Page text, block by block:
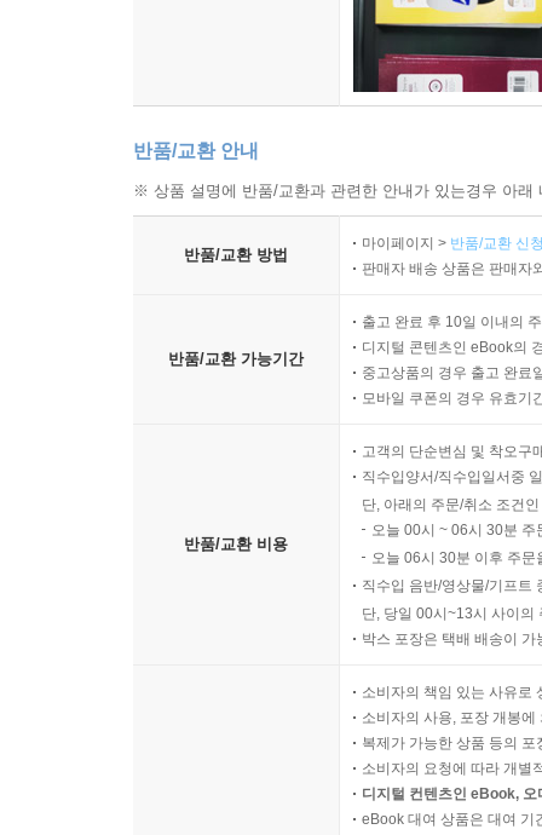
반품/교환 안내
※ 상품 설명에 반품/교환과 관련한 안내가 있는경우 아
반품/교환 방법
마이페이지 > 반품/교환 신
판매자 배송 상품은 판매자
반품/교환 가능기간
출고 완료 후 10일 이내의
디지털 콘텐츠인 eBook의
중고상품의 경우 출고 완료
모바일 쿠폰의 경우 유효기
반품/교환 비용
고객의 단순변심 및 착오구
직수입양서/직수입일서중
단, 아래의 주문/취소 조건
오늘 00시 ~ 06시 30분
오늘 06시 30분 이후 주
직수입 음반/영상물/기프트
단, 당일 00시~13시 사이의
박스 포장은 택배 배송이
소비자의 책임 있는 사유로
소비자의 사용, 포장 개봉
복제가 가능한 상품 등의
소비자의 요청에 따라 개별
디지털 컨텐츠인 eBook,
eBook 대여 상품은 대여 기